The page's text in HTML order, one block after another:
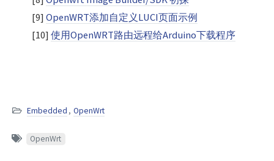
[9] OpenWRT添加自定义LUCI页面示例
[10] 使用OpenWRT路由远程给Arduino下载程序
Embedded , OpenWrt
OpenWrt